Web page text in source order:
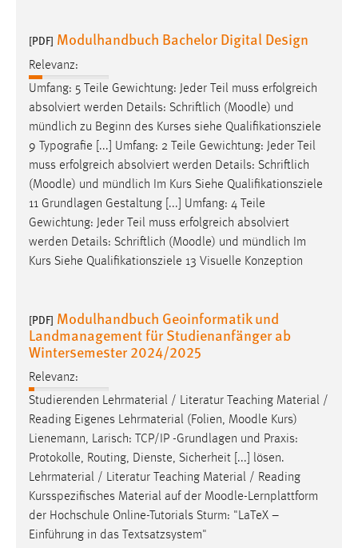
[PDF] Modulhandbuch Bachelor Digital Design
Relevanz:
Umfang: 5 Teile Gewichtung: Jeder Teil muss erfolgreich
absolviert werden Details: Schriftlich (Moodle) und
mündlich zu Beginn des Kurses siehe Qualifikationsziele
9 Typografie [...] Umfang: 2 Teile Gewichtung: Jeder Teil
muss erfolgreich absolviert werden Details: Schriftlich
(Moodle) und mündlich Im Kurs Siehe Qualifikationsziele
11 Grundlagen Gestaltung [...] Umfang: 4 Teile
Gewichtung: Jeder Teil muss erfolgreich absolviert
werden Details: Schriftlich (Moodle) und mündlich Im
Kurs Siehe Qualifikationsziele 13 Visuelle Konzeption
[PDF] Modulhandbuch Geoinformatik und
Landmanagement für Studienanfänger ab
Wintersemester 2024/2025
Relevanz:
Studierenden Lehrmaterial / Literatur Teaching Material /
Reading Eigenes Lehrmaterial (Folien, Moodle Kurs)
Lienemann, Larisch: TCP/IP -Grundlagen und Praxis:
Protokolle, Routing, Dienste, Sicherheit [...] lösen.
Lehrmaterial / Literatur Teaching Material / Reading
Kursspezifisches Material auf der Moodle-Lernplattform
der Hochschule Online-Tutorials Sturm: "LaTeX –
Einführung in das Textsatzsystem"
MibewSessionID, mibew-chat-frame-style-
5e9dbeb1811c0446 = Sitzungslaufzeit, mibew_locale = 3
Jahre, MIBEW_UserID = 1 Jahr
Login
Name:
fe_user, be_user, be_lastLoginProvider
Zweck:
Dieser Cookie ist notwendig um sich an der Website
einloggen zu können.
Cookie Laufzeit:
STATISTIK
Statistik Cookies erfassen Informationen anonym.
Diese Informationen helfen uns zu verstehen, wie
unsere Besucher unsere Website nutzen.
Matomo
Name:
_pk_ref, _pk_cvar, _pk_id, _pk_ses
Zweck: